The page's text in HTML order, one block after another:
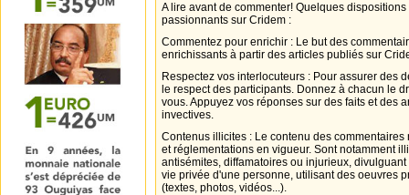
A lire avant de commenter! Quelques
passionnants sur Cridem :
Commentez pour enrichir : Le but des
enrichissants à partir des articles publiés sur
Respectez vos interlocuteurs : Pour assurer des
le respect des participants. Donnez à chacun le
vous. Appuyez vos réponses sur des faits et des
invectives.
Contenus illicites : Le contenu des
et réglementations en vigueur. Sont notamment
antisémites, diffamatoires ou injurieux,
vie privée d'une personne, utilisant des oeuvres
(textes, photos, vidéos...).